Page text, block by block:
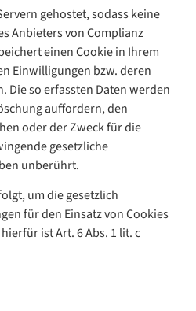
gehostet, sodass keine
Anbieters von Complianz
einen Cookie in Ihrem
Einwilligungen bzw. deren
Die so erfassten Daten werden
auffordern, den
oder der Zweck für die
gesetzliche
unberührt.
um die gesetzlich
für den Einsatz von Cookies
ist Art. 6 Abs. 1 lit. c